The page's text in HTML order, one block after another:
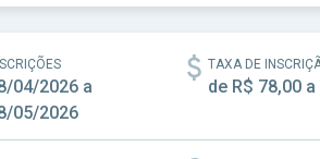
04/2026 a
05/2026
TAXA DE
de R$ 78,00